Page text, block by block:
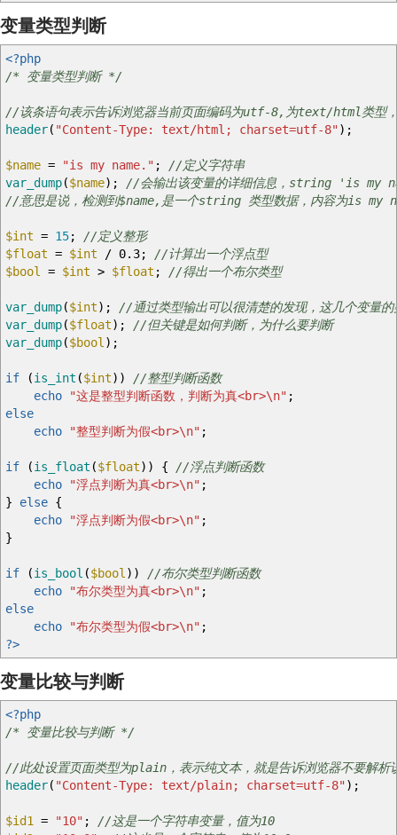
变量类型判断
<?php
/* 变量类型判断 */
//该条语句表示告诉浏览器当前页面编码为utf-8,为text/html类型，
header( "Content-Type: text/html; charset=utf-8") ;
$name = "is my name." ;
//定义字符串
var_dump($name) ;
//会输出该变量的详细信息，string 'is my
//意思是说，检测到$name,是一个string 类型数据，内容为is my
$int = 15;
//定义整形
$float = $int / 0.3;
//计算出一个浮点型
$bool
= $int > $float ; //得出一个布尔类型
var_dump($int) ;
//通过类型输出可以很清楚的发现，这几个变量的
var_dump($float) ;
//但关键是如何判断，为什么要判断
var_dump($bool ) ;
if (is_int ($int) )
//整型判断函数
echo
"这是整型判断函数，判断为真<br>\n" ;
else
echo
"整型判断为假<br>\n" ;
if (is_float ($float) ) {
//浮点判断函数
echo
"浮点判断为真<br>\n" ;
}
else {
echo
"浮点判断为假<br>\n" ;
}
if (is_bool ($bool ) )
//布尔类型判断函数
echo
"布尔类型为真<br>\n" ;
else
echo
"布尔类型为假<br>\n" ;
?>
变量比较与判断
<?php
/* 变量比较与判断 */
//此处设置页面类型为plain，表示纯文本，就是告诉浏览器不要解析
header( "Content-Type: text/plain; charset=utf-8") ;
$id1 = "10" ;
//这是一个字符串变量，值为10